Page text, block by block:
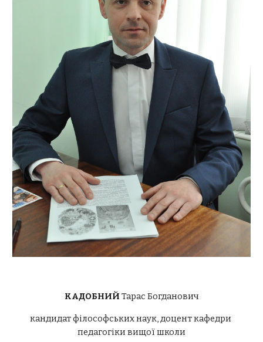
КАДОБНИЙ Тарас Богданович
кандидат філософських наук, доцент кафедри
педагогіки вищої школи